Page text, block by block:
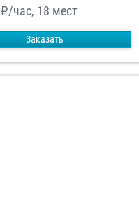
₽/час, 18 мест
Заказать